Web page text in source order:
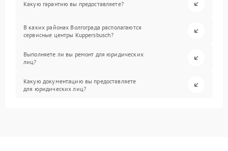
Какую гарантию вы предоставляете?
В каких районах Волгограда располагаются
сервисные центры Kuppersbusch?
Выполняете ли вы ремонт для юридических
лиц?
Какую документацию вы предоставляете
для юридических лиц?